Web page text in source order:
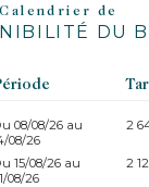
Calendrier de
DU
08/08/26 au
08/26
2
15/08/26 au
08/26
2